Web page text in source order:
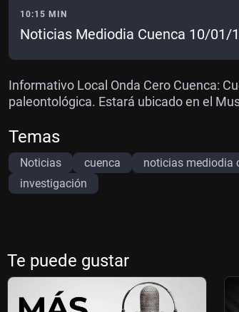
10:15 MIN
Noticias Mediodia Cuenca 10/01/
Informativo Local Onda Cero Cuenca:
paleontológica. Estará ubicado en el
Temas
Noticias cuenca noticias mediodia
investigación
Te puede gustar